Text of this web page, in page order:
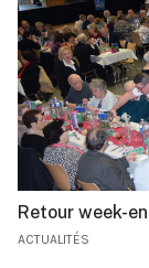
Retour week-
ACTUALITÉS